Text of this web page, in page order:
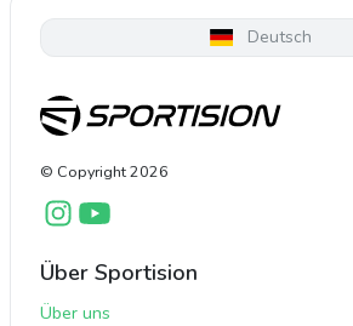
Deutsch
© Copyright2026
Über Sportision
Über uns